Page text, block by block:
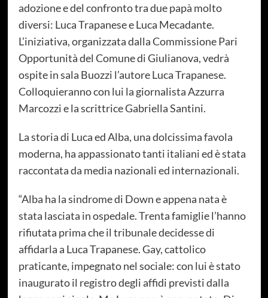
adozione e del confronto tra due papà molto
diversi: Luca Trapanese e Luca Mecadante.
L’iniziativa, organizzata dalla Commissione Pari
Opportunità del Comune di Giulianova, vedrà
ospite in sala Buozzi l’autore Luca Trapanese.
Colloquieranno con lui la giornalista Azzurra
Marcozzi e la scrittrice Gabriella Santini.
La storia di Luca ed Alba, una dolcissima favola
moderna, ha appassionato tanti italiani ed è stata
raccontata da media nazionali ed internazionali.
“Alba ha la sindrome di Down e appena nata è
stata lasciata in ospedale. Trenta famiglie l’hanno
rifiutata prima che il tribunale decidesse di
affidarla a Luca Trapanese. Gay, cattolico
praticante, impegnato nel sociale: con lui è stato
inaugurato il registro degli affidi previsti dalla